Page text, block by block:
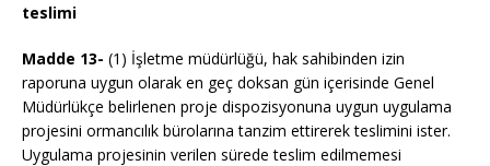
teslimi
Madde 13- (1) İşletme müdürlüğü, hak sahibinden izin
raporuna uygun olarak en geç doksan gün içerisinde Genel
Müdürlükçe belirlenen proje dispozisyonuna uygun uygulama
projesini ormancılık bürolarına tanzim ettirerek teslimini ister.
Uygulama projesinin verilen sürede teslim edilmemesi